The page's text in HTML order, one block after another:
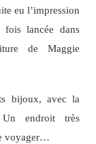
eu l’impression
fois lancée dans
de Maggie
avec la
Un endroit très
voyager…